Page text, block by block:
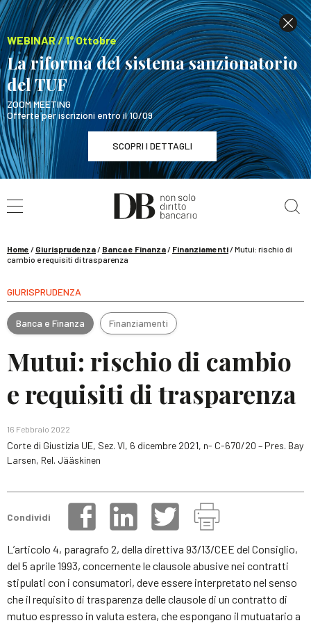
WEBINAR / 1° Ottobre
La riforma del sistema sanzionatorio
del TUF
ZOOM MEETING
Offerte per iscrizioni entro il 10/09
SCOPRI I DETTAGLI
WEBINAR / 1° Ottobre
La riforma del sistema sanzionatorio del TUF
Home / Giurisprudenza/ Banca e Finanza/ Finanziamenti/Mutui: rischio di
cambio e requisiti di trasparenza
GIURISPRUDENZA
Banca e Finanza Finanziamenti
Mutui: rischio di cambio
e requisiti di trasparenza
16 Febbraio 2022
Corte di Giustizia UE, Sez. VI, 6 dicembre 2021, n- C-670/20 – Pres. Bay
Larsen, Rel. Jääskinen
Condividi
L’articolo 4, paragrafo 2, della direttiva 93/13/CEE del Consiglio,
del 5 aprile 1993, concernente le clausole abusive nei contratti
stipulati con i consumatori, deve essere interpretato nel senso
che il requisito di trasparenza delle clausole di un contratto di
mutuo espresso in valuta estera, che espongano il mutuatario a